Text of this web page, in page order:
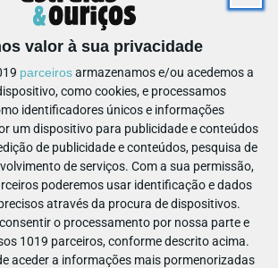
valor à sua privacidade
parceirosarmazenamos e/ou acedemos a
como cookies, e processamos
identificadores únicos e informações
um dispositivo para publicidade e conteúdos
de publicidade e conteúdos, pesquisa de
de serviços. Com a sua permissão,
poderemos usar identificação e dados
através da procura de dispositivos.
o processamento por nossa parte e
1019 parceiros, conforme descrito acima.
aceder a informações mais pormenorizadas
23